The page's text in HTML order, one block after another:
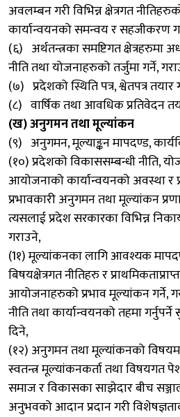
अवलम्बन गरी विभिन्न क्षेत्रगत
कार्यान्वयनको समन्वय र सहजीकरण
(६) अर्थतन्त्रका समष्टिगत क्षेत्रहरुमा
नीति तथा योजनाहरुको तर्जुमा गर्ने,
(७) प्रदेशको स्थिति पत्र, श्वेतपत्र तयार
(८) वार्षिक तथा आवधिक प्रतिवेदन
(ख) अनुगमन तथा मूल्यांकन
(९) अनुगमन, मूल्याङ्कन मापदण्ड,
(१०) प्रदेशको विकाससम्बन्धी नीति,
आयोजनाको कार्यान्वयनको अवस्था र
प्रभावकारी अनुगमन तथा मूल्यांकन
त्यसलाई प्रदेश सरकारका विभिन्न
गराउने,
(1१) मूल्यांकनका लागि आवश्यक मापदण्ड
बिषयक्षेत्रगत नीतिहरु र
आयोजनाहरुको प्रभाव मूल्यांकन गर्ने,
नीति तथा कार्यान्वयनको तहमा
दिने,
(१२) अनुगमन तथा मूल्यांकनको
स्वतन्त्र मूल्यांकनकर्ता तथा विषयगत
समाज र विकासका साझेदार बीच
अनुभवको आदान प्रदान गरी